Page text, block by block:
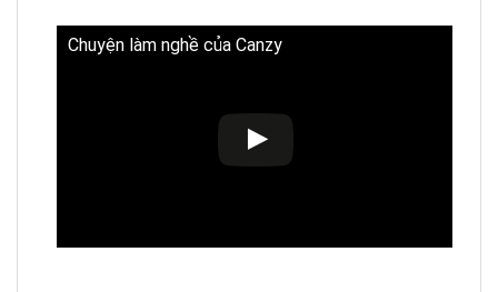
Chuyện làm nghề của Canzy